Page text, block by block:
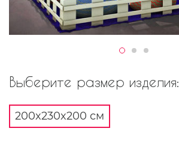
Выберите размер изделия:
200x230x200 см